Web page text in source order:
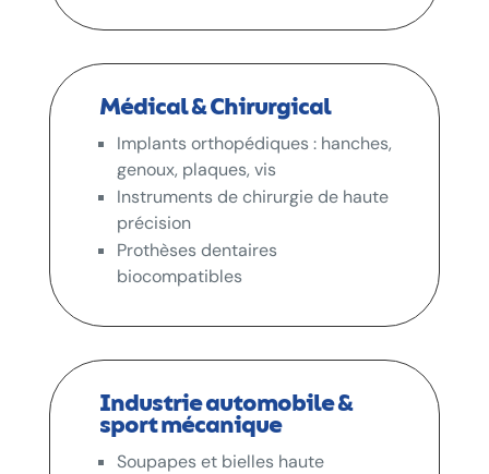
Médical & Chirurgical
Implants orthopédiques : hanches,
genoux, plaques, vis
Instruments de chirurgie de haute
précision
Prothèses dentaires
biocompatibles
Industrie automobile &
sport mécanique
Soupapes et bielles haute